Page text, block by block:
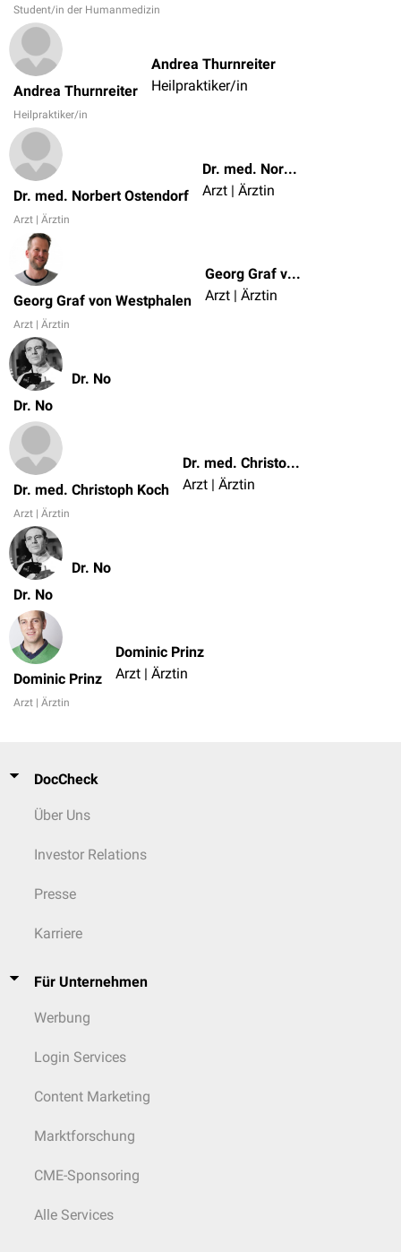
Student/in der Humanmedizin
Andrea Thurnreiter
Heilpraktiker/in
Andrea Thurnreiter
Heilpraktiker/in
Dr. med. Norbert Ostendorf
Arzt | Ärztin
Dr. med. Norbert Ostendorf
Arzt | Ärztin
Georg Graf von Westphalen
Arzt | Ärztin
Georg Graf von Westphalen
Arzt | Ärztin
Dr. No
Dr. No
Dr. med. Christoph Koch
Arzt | Ärztin
Dr. med. Christoph Koch
Arzt | Ärztin
Dr. No
Dr. No
Dominic Prinz
Arzt | Ärztin
Dominic Prinz
Arzt | Ärztin
DocCheck
Über Uns
Investor Relations
Presse
Karriere
Für Unternehmen
Werbung
Login Services
Content Marketing
Marktforschung
CME-Sponsoring
Alle Services